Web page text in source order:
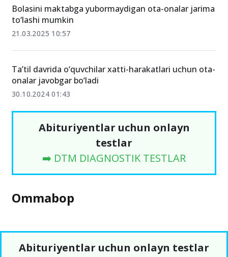
Bolasini maktabga yubormaydigan ota-onalar jarima
to‘lashi mumkin
21.03.2025 10:57
Ta’til davrida o‘quvchilar xatti-harakatlari uchun ota-
onalar javobgar bo‘ladi
30.10.2024 01:43
Abituriyentlar uchun onlayn
testlar
➡️ DTM DIAGNOSTIK TESTLAR
Ommabop
Abituriyentlar uchun onlayn testlar